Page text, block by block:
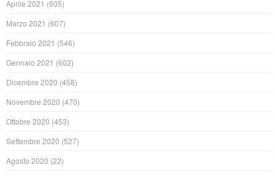
Aprile 2021 (605)
Marzo 2021 (607)
Febbraio 2021 (546)
Gennaio 2021 (602)
Dicembre 2020 (458)
Novembre 2020 (470)
Ottobre 2020 (453)
Settembre 2020 (527)
Agosto 2020 (22)